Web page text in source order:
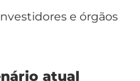
e órgãos
atual